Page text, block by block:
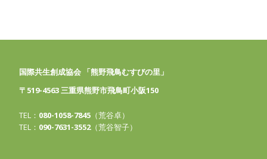
国際共生創成協会 「熊野飛鳥むすびの里」
〒519-4563 三重県熊野市飛鳥町小阪150
TEL： 080-1058-7845 （荒谷卓）
TEL： 090-7631-3552（荒谷智子）